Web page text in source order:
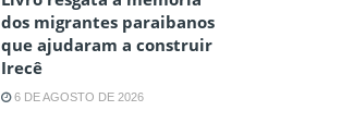
dos migrantes paraibanos
que ajudaram a construir
Irecê
6 DE AGOSTO DE 2026